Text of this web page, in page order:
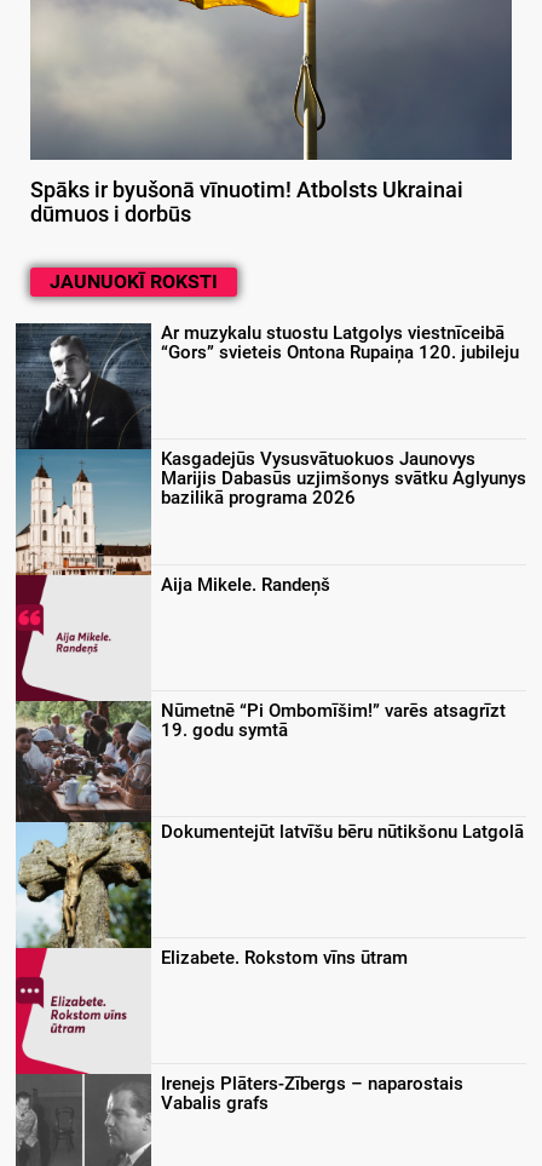
Spāks ir byušonā vīnuotim! Atbolsts Ukrainai
dūmuos i dorbūs
JAUNUOKĪ ROKSTI
Ar muzykalu stuostu Latgolys viestnīceibā
“Gors” svieteis Ontona Rupaiņa 120. jubileju
Kasgadejūs Vysusvātuokuos Jaunovys
Marijis Dabasūs uzjimšonys svātku Aglyunys
bazilikā programa 2026
Aija Mikele. Randeņš
Nūmetnē “Pi Ombomīšim!” varēs atsagrīzt
19. godu symtā
Dokumentejūt latvīšu bēru nūtikšonu Latgolā
Elizabete. Rokstom vīns ūtram
Irenejs Plāters-Zībergs – naparostais
Vabalis grafs